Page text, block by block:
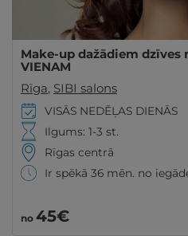
Make-up dažādiem
VIENAM
Rīga, SIBI salons
VISĀS NEDĒĻAS DIENĀS
Ilgums: 1-3 st.
Rīgas centrā
Ir spēkā 36 mēn. no
no 45€